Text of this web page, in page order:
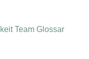
Team Glossar